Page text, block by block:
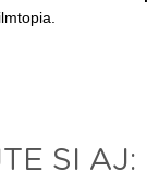
SI AJ: